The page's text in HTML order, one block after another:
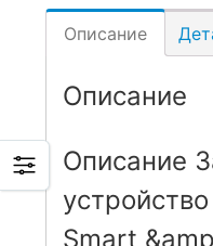
Описание
Описание
Описание
Smart